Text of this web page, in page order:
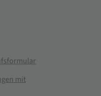
mit